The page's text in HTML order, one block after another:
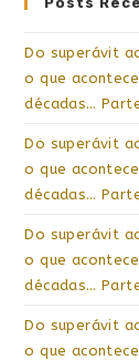
Do superávit
o que
décadas…
Do superávit
o que
décadas…
Do superávit
o que
décadas…
Do superávit
o que